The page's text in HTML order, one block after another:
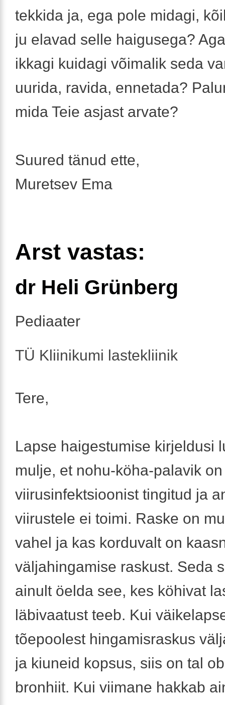
tekkida ja, ega pole midagi,
ju elavad selle haigusega?
ikkagi kuidagi võimalik seda
uurida, ravida, ennetada?
mida Teie asjast arvate?
Suured tänud ette,
Muretsev Ema
Arst vastas:
dr Heli Grünberg
Pediaater
TÜ Kliinikumi lastekliinik
Tere,
Lapse haigestumise kirjeldusi
mulje, et nohu-köha-palavik
viirusinfektsioonist tingitud ja
viirustele ei toimi. Raske on
vahel ja kas korduvalt on
väljahingamise raskust. Seda
ainult öelda see, kes köhivat
läbivaatust teeb. Kui
tõepoolest hingamisraskus
ja kiuneid kopsus, siis on tal
bronhiit. Kui viimane hakkab